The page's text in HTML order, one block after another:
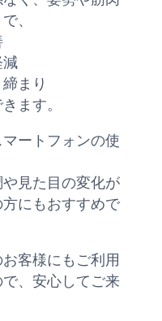
、
減
まり
ます。
ートフォンの使
見た目の変化が
にもおすすめで
客様にもご利用
、安心してご来